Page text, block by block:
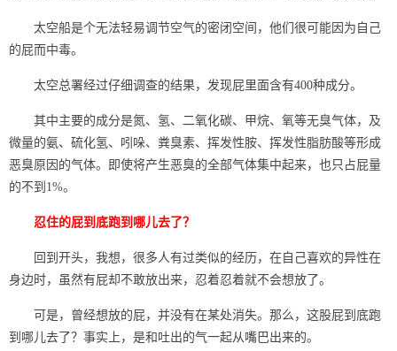
太空船是个无法轻易调节空气的密闭空间，他们很可能因为自己
的屁而中毒。
太空总署经过仔细调查的结果，发现屁里面含有400种成分。
其中主要的成分是氮、氢、二氧化碳、甲烷、氧等无臭气体，及
微量的氨、硫化氢、吲哚、粪臭素、挥发性胺、挥发性脂肪酸等形成
恶臭原因的气体。即使将产生恶臭的全部气体集中起来，也只占屁量
的不到1%。
忍住的屁到底跑到哪儿去了？
回到开头，我想，很多人有过类似的经历，在自己喜欢的异性在
身边时，虽然有屁却不敢放出来，忍着忍着就不会想放了。
可是，曾经想放的屁，并没有在某处消失。那么，这股屁到底跑
到哪儿去了？事实上，是和吐出的气一起从嘴巴出来的。